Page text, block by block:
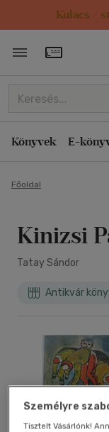
Kulacs /
Könyvek E-
Főoldal
Kinizsi
Tatay Sándor
Antikvár
Személyre
Tisztelt Vásárlónk!